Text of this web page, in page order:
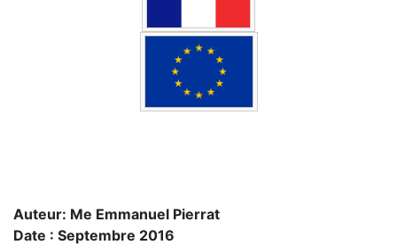
Auteur: Me Emmanuel Pierrat
Date : Septembre 2016